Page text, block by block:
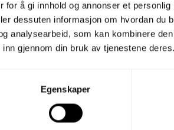
for å gi innhold og annonser et
dessuten informasjon om hvordan du
analysearbeid, som kan kombinere
gjennom din bruk av tjenestene deres.
Egenskaper
Dette styres via
Kommunikasjon → E-post.
Dette gir deg en samlet historikk